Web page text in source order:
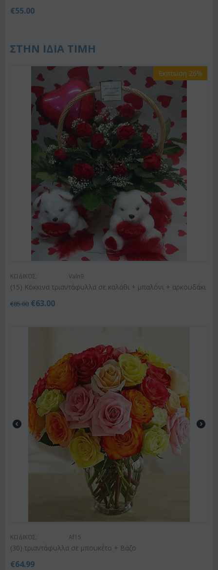
€55.00
ΣΤΗΝ ΙΔΙΑ ΤΙΜΗ
Έκπτωση 26%
ΚΩΔΙΚΟΣ: Valn9
(15) Κόκκινα τριαντάφυλλα σε καλάθι + μπαλόνι + αρκουδάκι
€85.00 €63.00
ΚΩΔΙΚΟΣ: Af15
(30) τριαντάφυλλα σε μπουκέτο + Βάζο
€64.99